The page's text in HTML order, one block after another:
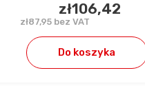
zł87,95 bez VAT
zł106,42
Do koszyka